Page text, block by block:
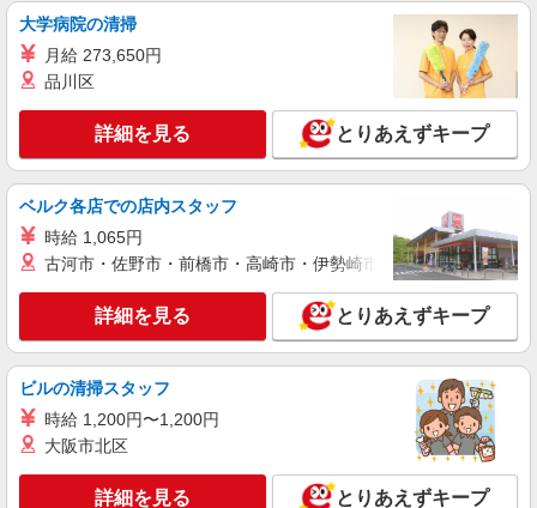
株式会社HITOWA フードサービスカンパニー
荒川区内学校5 （東京都荒川区町屋8丁目19-
12）
キープ
パート
株式会社ニッコクトラスト 荒川区立第二東日暮里保育園（3084）
保育園・保育所の調理補助
時給1,250〜1,400円 ※経験、能力による ※詳
細は面接の際にご説明いたします 【試用期間】 試
更なし
東京都荒川区東日暮里1-17-21 都営東日暮里
キープ 詳細を見る
大学病院の清掃
月給 273,650円
品川区
詳細を見る とりあえずキープ
ベルク各店での店内スタッフ
時給 1,065円
古河市・佐野市・前橋市・高崎市・伊勢崎市・太田市・館林市
詳細を見る とりあえずキープ
ビルの清掃スタッフ
時給 1,200円〜1,200円
大阪市北区
詳細を見る とりあえずキープ